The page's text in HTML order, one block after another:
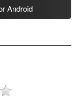
Android